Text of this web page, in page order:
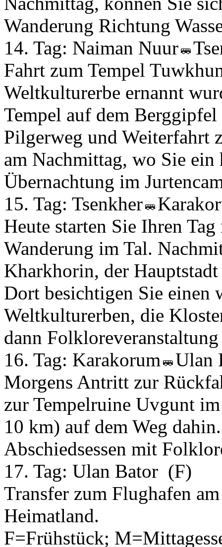
Wanderung Richtung
14. Tag: Naiman Nuur
Fahrt zum Tempel
Weltkulturerbe ernannt
Tempel auf dem
Pilgerweg und Weiterfahrt
am Nachmittag, wo Sie ein
Übernachtung im
15. Tag: Tsenkher
Heute starten Sie Ihren
Wanderung im Tal.
Kharkhorin, der
Dort besichtigen Sie einen
Weltkulturerben, die
dann
16. Tag: Karakorum
Ulan
Morgens Antritt zur
zur Tempelruine Uvgunt
10 km) auf dem Weg
Abschiedsessen mit
17. Tag: Ulan Bator (F)
Transfer zum Flughafen
Heimatland.
F=Frühstück;